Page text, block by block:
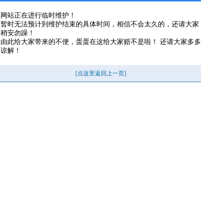
网站正在进行临时维护！
暂时无法预计到维护结束的具体时间，相信不会太久的，还请大家
稍安勿躁！
由此给大家带来的不便，蛋蛋在这给大家赔不是啦！ 还请大家多多
谅解！
[点这里返回上一页]